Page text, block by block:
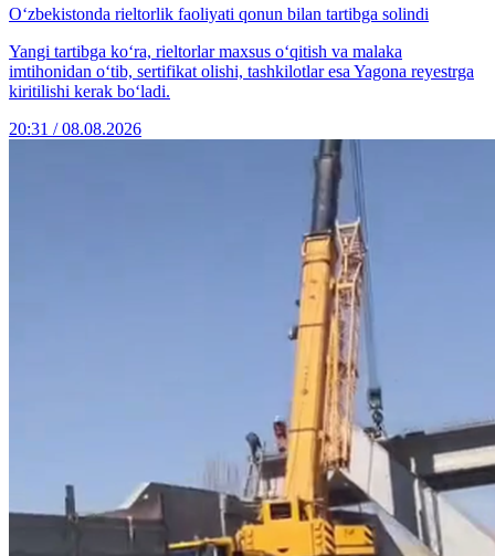
O‘zbekistonda rieltorlik faoliyati qonun bilan tartibga solindi
Yangi tartibga ko‘ra, rieltorlar maxsus o‘qitish va malaka
imtihonidan o‘tib, sertifikat olishi, tashkilotlar esa Yagona reyestrga
kiritilishi kerak bo‘ladi.
20:31 / 08.08.2026